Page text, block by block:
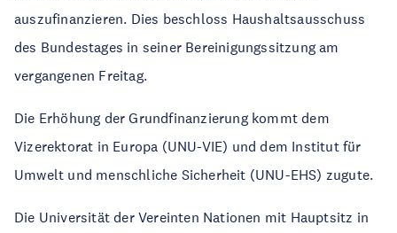
auszufinanzieren. Dies beschloss Haushaltsausschuss
des Bundestages in seiner Bereinigungssitzung am
vergangenen Freitag.
Die Erhöhung der Grundfinanzierung kommt dem
Vizerektorat in Europa (UNU-VIE) und dem Institut für
Umwelt und menschliche Sicherheit (UNU-EHS) zugute.
Die Universität der Vereinten Nationen mit Hauptsitz in